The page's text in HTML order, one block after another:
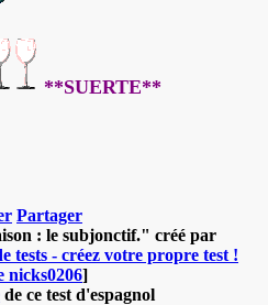
**SUERTE**
Partager
: le subjonctif." créé par
tests - créez votre propre test !
nicks0206]
de ce test d'espagnol